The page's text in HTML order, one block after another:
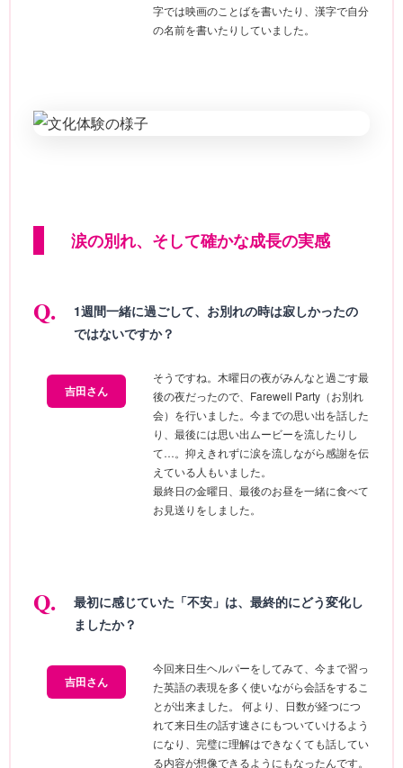
字では映画のことばを書いたり、漢字で自分
の名前を書いたりしていました。
涙の別れ、そして確かな成長の実感
1週間一緒に過ごして、お別れの時は寂しかったの
ではないですか？
吉田さん
そうですね。木曜日の夜がみんなと過ごす最
後の夜だったので、Farewell Party（お別れ
会）を行いました。今までの思い出を話した
り、最後には思い出ムービーを流したりし
て…。抑えきれずに涙を流しながら感謝を伝
えている人もいました。
最終日の金曜日、最後のお昼を一緒に食べて
お見送りをしました。
最初に感じていた「不安」は、最終的にどう変化し
ましたか？
吉田さん
今回来日生ヘルパーをしてみて、今まで習っ
た英語の表現を多く使いながら会話をするこ
とが出来ました。 何より、日数が経つにつ
れて来日生の話す速さにもついていけるよう
になり、完璧に理解はできなくても話してい
る内容が想像できるようにもなったんです。